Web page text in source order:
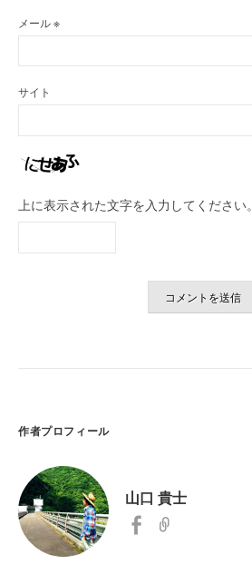
メール※
サイト
上に表示された文字を入力してください。
作者プロフィール
山口 貴士